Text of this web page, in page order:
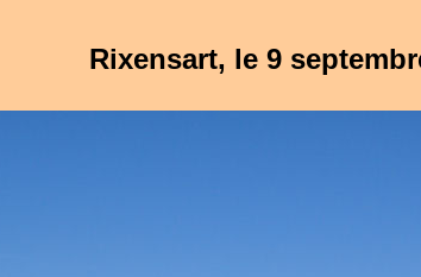
Rixensart, le 9